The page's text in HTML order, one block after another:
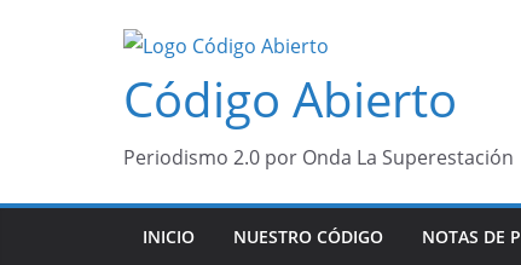
Código Abierto
Periodismo 2.0 por Onda La Superestación
INICIO NUESTRO CÓDIGO NOTAS DE